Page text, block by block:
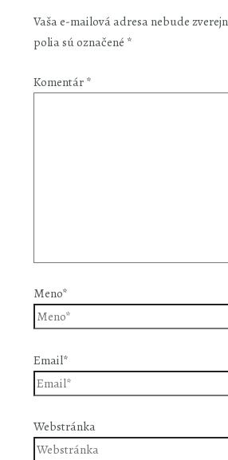
Vaša e-mailová adresa nebude
polia sú označené *
Komentár*
Meno*
Email*
Webstránka